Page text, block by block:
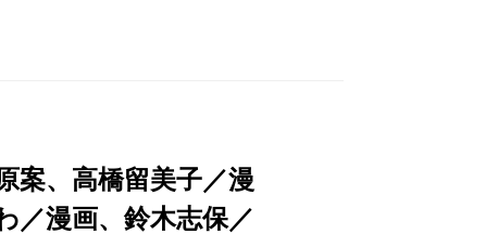
案、高橋留美子／漫
／漫画、鈴木志保／